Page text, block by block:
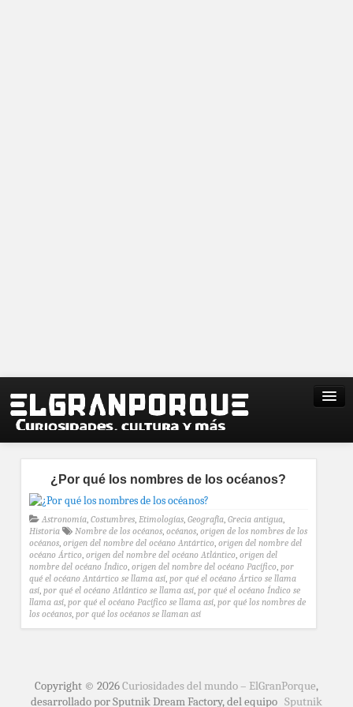
¿Por qué los nombres de los océanos?
Astronomía, Costumbres, Etimologías, Geografía, Grecia antigua,
Historia
Nombre de los océanos, océanos, origen de los nombres de los
océanos, origen del nombre del océano Antártico, origen del nombre del
océano Ártico, origen del nombre del océano Atlántico, origen del
nombre del océano Índico, origen del nombre del océano Pacífico, por
qué el océano Antártico se llama así, por qué el océano Ártico se llama
así, por qué el océano Atlántico se llama así, por qué el océano Índico se
llama así, por qué el océano Pacífico se llama así, por qué los nombres de
los océanos, por qué los océanos se llaman así
Copyright © 2026Curiosidades del mundo – ElGranPorque,
desarrollado por Sputnik Dream Factory, del equipo Sputnik